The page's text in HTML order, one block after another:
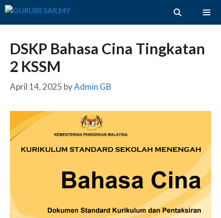
Skip
DSKP Bahasa Cina Tingkatan
2 KSSM
April 14, 2025 byAdmin GB